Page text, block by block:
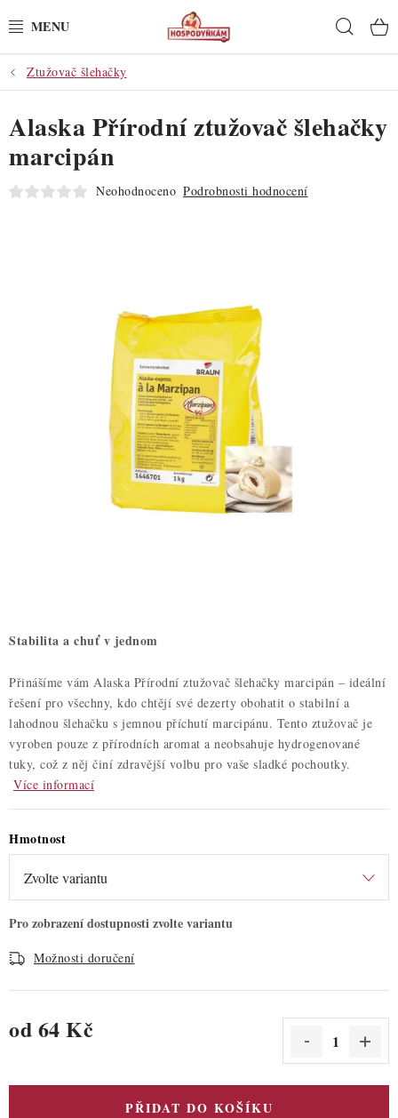
na
POTŘEBY
POMŮCKY
SUROVINY
ZDRAVÉ PEČENÍ
DÁRKOVÉ POUKAZY
TÉMATICKÉ PRODUKTY
Nepřevzetí zásilky na dobírku
Obchodní podmínky
Hodnocení obchodu
Blog
Moje objednávka
Podmínky ochrany osobních údajů
Ztužovač šlehačky
Stabilita a chuť v jednom
Přinášíme vám Alaska Přírodní ztužovač šlehačky marcipán – ideální
řešení pro všechny, kdo chtějí své dezerty obohatit o stabilní a
lahodnou šlehačku s jemnou příchutí marcipánu. Tento ztužovač je
vyroben pouze z přírodních aromat a neobsahuje hydrogenované
tuky, což z něj činí zdravější volbu pro vaše sladké pochoutky.
Více informací
Hmotnost
Možnosti doručení
od 64 Kč
PŘIDAT DO KOŠÍKU
Alaska Přírodní ztužovač šlehačky
marcipán
Neohodnoceno Podrobnosti hodnocení